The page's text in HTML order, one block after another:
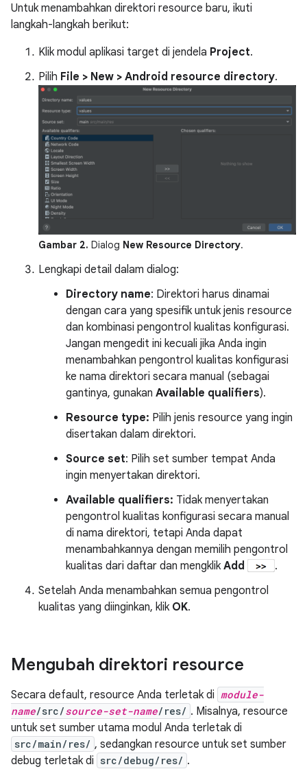
Untuk menambahkan direktori resource baru, ikuti
langkah-langkah berikut:
Klik modul aplikasi target di jendela Project.
Pilih File > New > Android resource directory.
Gambar 2. Dialog New Resource Directory.
Lengkapi detail dalam dialog:
Directory name: Direktori harus dinamai
dengan cara yang spesifik untuk jenis resource
dan kombinasi pengontrol kualitas konfigurasi.
Jangan mengedit ini kecuali jika Anda ingin
menambahkan pengontrol kualitas konfigurasi
ke nama direktori secara manual (sebagai
gantinya, gunakan Available qualifiers).
Resource type: Pilih jenis resource yang ingin
disertakan dalam direktori.
Source set: Pilih set sumber tempat Anda
ingin menyertakan direktori.
Available qualifiers: Tidak menyertakan
pengontrol kualitas konfigurasi secara manual
di nama direktori, tetapi Anda dapat
menambahkannya dengan memilih pengontrol
kualitas dari daftar dan mengklik Add
.
Setelah Anda menambahkan semua pengontrol
kualitas yang diinginkan, klik OK.
Mengubah direktori resource
Secara default, resource Anda terletak di module-
name/src/source-set-name/res/ . Misalnya, resource
untuk set sumber utama modul Anda terletak di
src/main/res/ , sedangkan resource untuk set sumber
debug terletak di src/debug/res/ .